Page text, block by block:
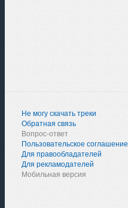
Не могу скачать треки
Обратная связь
Вопрос-ответ
Пользовательское соглашение
Для правообладателей
Для рекламодателей
Мобильная версия